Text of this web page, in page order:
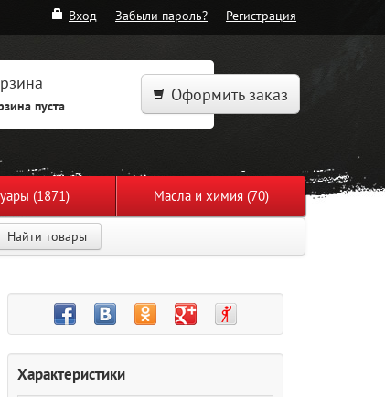
Вход Забыли пароль? Регистрация
пуста
Оформить заказ
(1871) Масла и химия (70)
Найти товары
Характеристики